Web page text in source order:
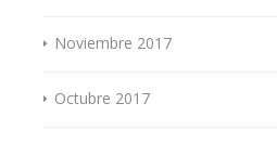
Noviembre 2017
Octubre 2017